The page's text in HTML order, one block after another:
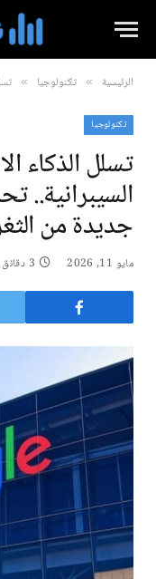
الرئيسية » تكنولوجيا »
تكنولوجيا
تسلل الذكاء
السيبرانية..
جديدة من
مايو 11, 2026 3 دقائق